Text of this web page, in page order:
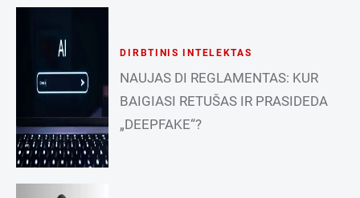
DIRBTINIS INTELEKTAS
NAUJAS DI REGLAMENTAS: KUR
BAIGIASI RETUŠAS IR PRASIDEDA
„DEEPFAKE“?